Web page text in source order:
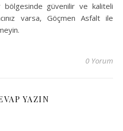
bölgesinde güvenilir ve kaliteli
varsa, Göçmen Asfalt ile
0 Yorum
YAZIN